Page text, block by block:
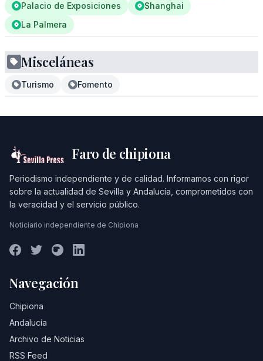
Palacio de Exposiciones
Shanghai
La Palmera
Misceláneas
Turismo Fomento
Faro de chipiona
Periodismo independiente y de calidad. Informamos con rigor
sobre la actualidad de Sevilla y Andalucía, comprometidos con
la veracidad y el servicio público.
Noticiario independiente de Chipiona
Navegación
Chipiona
Andalucía
Archivo de Noticias
RSS Feed